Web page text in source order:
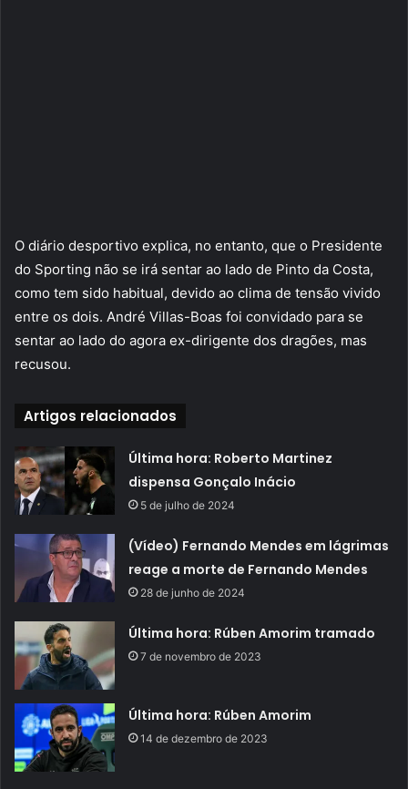
O diário desportivo explica, no entanto, que o Presidente
do Sporting não se irá sentar ao lado de Pinto da Costa,
como tem sido habitual, devido ao clima de tensão vivido
entre os dois. André Villas-Boas foi convidado para se
sentar ao lado do agora ex-dirigente dos dragões, mas
recusou.
Artigos relacionados
Última hora: Roberto Martinez
dispensa Gonçalo Inácio
5 de julho de 2024
(Vídeo) Fernando Mendes em lágrimas
reage a morte de Fernando Mendes
28 de junho de 2024
Última hora: Rúben Amorim tramado
7 de novembro de 2023
Última hora: Rúben Amorim
14 de dezembro de 2023